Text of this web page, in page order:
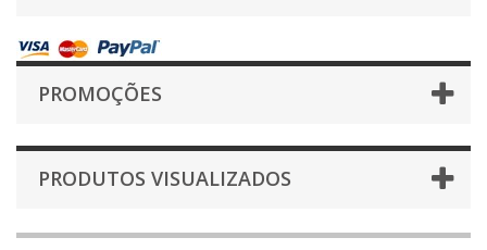
PROMOÇÕES
PRODUTOS VISUALIZADOS